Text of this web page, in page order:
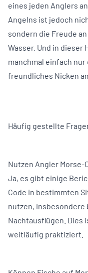
eines jeden Anglers
Angelns ist jedoch
sondern die Freude
Wasser. Und in dieser
manchmal einfach
freundliches Nicken
Häufig gestellte
Nutzen Angler Morse-
Ja, es gibt einige
Code in bestimmten
nutzen,
Nachtausflügen. Dies
weitläufig praktiziert.